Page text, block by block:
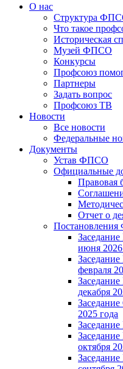
О нас
Структура
Что такое
Историческая
Музей ФПСО
Конкурсы
Профсоюз
Партнеры
Задать вопрос
Профсоюз ТВ
Новости
Все новости
Федеральные
Документы
Устав ФПСО
Официальные
Правовая
Отчет о
июня 2026
февраля
декабря
2025 года
октября